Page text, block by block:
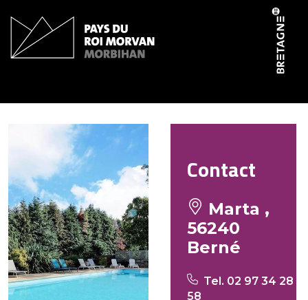
Contact
Marta ,
56240
Berné
Tel. 02 97 34 28
58